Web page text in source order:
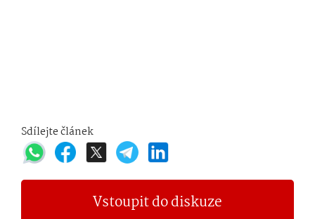
Sdílejte článek
Vstoupit do diskuze